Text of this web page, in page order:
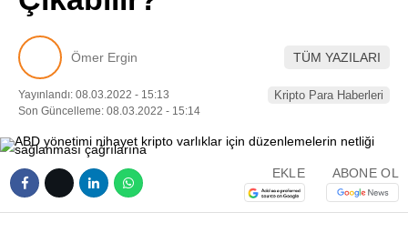
Telegram
Ömer Ergin TÜM YAZILARI
Yayınlandı: 08.03.2022 - 15:13
Son Güncelleme: 08.03.2022 - 15:14
Kripto Para Haberleri
EKLE ABONE OL